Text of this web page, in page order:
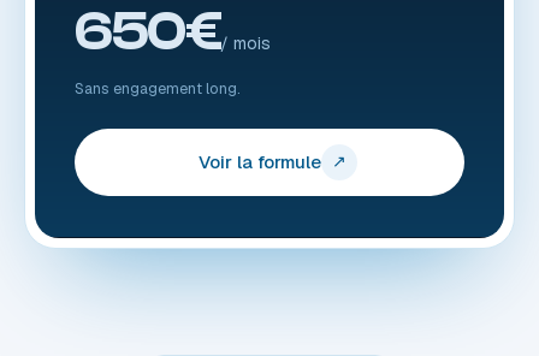
650€/ mois
Sans engagement long.
Voir la formule ↗